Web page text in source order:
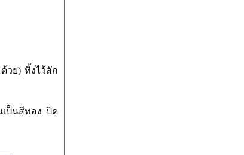
วย) ทิ้งไว้สัก
เป็นสีทอง ปิด